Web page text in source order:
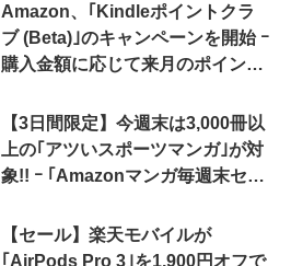
Amazon、｢Kindleポイントクラ
ブ (Beta)｣のキャンペーンを開始 ｰ
購入金額に応じて来月のポイント
【3日間限定】今週末は3,000冊以
上の｢アツいスポーツマンガ｣が対
象!! ｰ ｢Amazonマンガ毎週末セー
【セール】楽天モバイルが
｢AirPods Pro 3｣を1,900円オフで